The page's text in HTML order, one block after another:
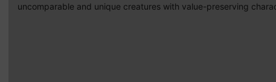
uncomparable and unique creatures with value-preserving